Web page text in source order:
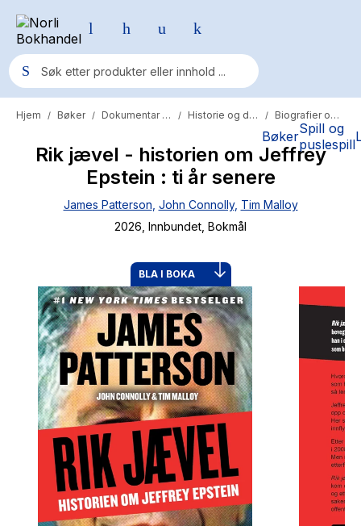
BøkerSpill og
puslespill
Populære søk
Pokemon
One piece
Fury Bound - Sable Sorensen
Hitster
Hypopressiv trening
The Housemaid
Hjem / Bøker / Dokumentar og fakta / Historie og dokumentar / Biografier og memoarer
Rik jævel - historien om Jeffrey
Epstein : ti år senere
James Patterson John Connolly, Tim Malloy
2026 , Innbundet , Bokmål
BLA I BOKA